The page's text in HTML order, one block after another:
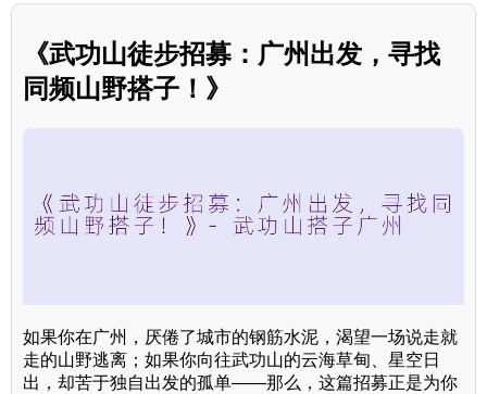
《武功山徒步招募：广州出发，寻找
同频山野搭子！》
如果你在广州，厌倦了城市的钢筋水泥，渴望一场说走就
走的山野逃离；如果你向往武功山的云海草甸、星空日
出，却苦于独自出发的孤单——那么，这篇招募正是为你